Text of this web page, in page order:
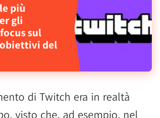
più
gli
sul
del
di Twitch era in realtà
visto che, ad esempio, nel